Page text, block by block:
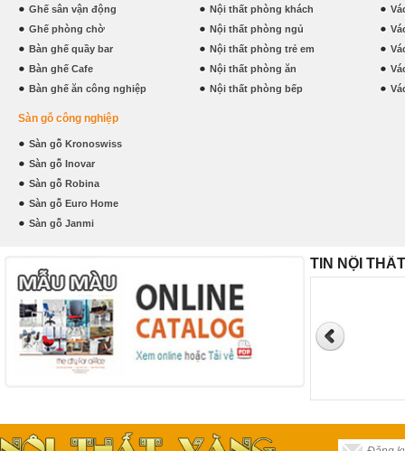
Ghế sân vận động
Ghế phòng chờ
Bàn ghế quầy bar
Bàn ghế Cafe
Bàn ghế ăn công nghiệp
Nội thất phòng khách
Nội thất phòng ngủ
Nội thất phòng trẻ em
Nội thất phòng ăn
Nội thất phòng bếp
Sàn gỗ công nghiệp
Sàn gỗ Kronoswiss
Sàn gỗ Inovar
Sàn gỗ Robina
Sàn gỗ Euro Home
Sàn gỗ Janmi
TIN NỘI